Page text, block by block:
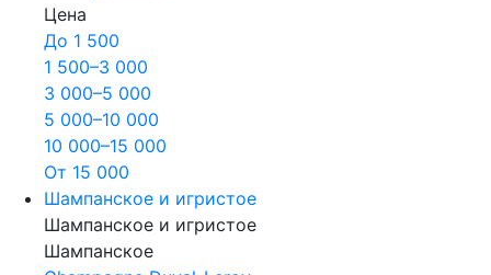
Цена
До 1 500
1 500–3 000
3 000–5 000
5 000–10 000
10 000–15 000
От 15 000
Шампанское и игристое
Шампанское и игристое
Шампанское